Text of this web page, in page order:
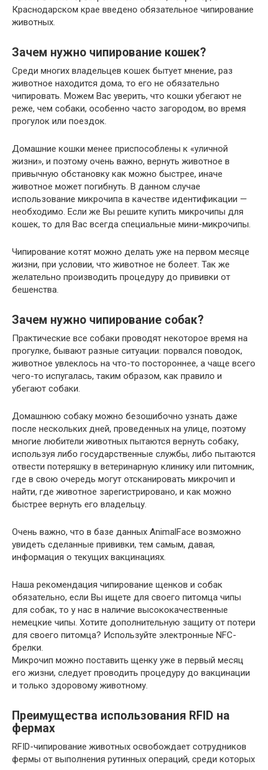
Краснодарском крае введено обязательное чипирование
животных.
Зачем нужно чипирование кошек?
Среди многих владельцев кошек бытует мнение, раз
животное находится дома, то его не обязательно
чипировать. Можем Вас уверить, что кошки убегают не
реже, чем собаки, особенно часто загородом, во время
прогулок или поездок.
Домашние кошки менее приспособлены к «уличной
жизни», и поэтому очень важно, вернуть животное в
привычную обстановку как можно быстрее, иначе
животное может погибнуть. В данном случае
использование микрочипа в качестве идентификации —
необходимо. Если же Вы решите купить микрочипы для
кошек, то для Вас всегда специальные мини-микрочипы.
Чипирование котят можно делать уже на первом месяце
жизни, при условии, что животное не болеет. Так же
желательно производить процедуру до прививки от
бешенства.
Зачем нужно чипирование собак?
Практические все собаки проводят некоторое время на
прогулке, бывают разные ситуации: порвался поводок,
животное увлеклось на что-то постороннее, а чаще всего
чего-то испугалась, таким образом, как правило и
убегают собаки.
Домашнюю собаку можно безошибочно узнать даже
после нескольких дней, проведенных на улице, поэтому
многие любители животных пытаются вернуть собаку,
используя либо государственные службы, либо пытаются
отвести потеряшку в ветеринарную клинику или питомник,
где в свою очередь могут отсканировать микрочип и
найти, где животное зарегистрировано, и как можно
быстрее вернуть его владельцу.
Очень важно, что в базе данных AnimalFace возможно
увидеть сделанные прививки, тем самым, давая,
информация о текущих вакцинациях.
Наша рекомендация чипирование щенков и собак
обязательно, если Вы ищете для своего питомца чипы
для собак, то у нас в наличие высококачественные
немецкие чипы. Хотите дополнительную защиту от потери
для своего питомца? Используйте электронные NFC-
брелки.
Микрочип можно поставить щенку уже в первый месяц
его жизни, следует проводить процедуру до вакцинации
и только здоровому животному.
Преимущества использования RFID на
фермах
RFID-чипирование животных освобождает сотрудников
фермы от выполнения рутинных операций, среди которых